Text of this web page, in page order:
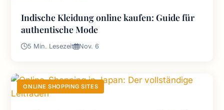
Indische Kleidung online kaufen: Guide für
authentische Mode
5 Min. Lesezeit Nov. 6
ONLINE SHOPPING SITES